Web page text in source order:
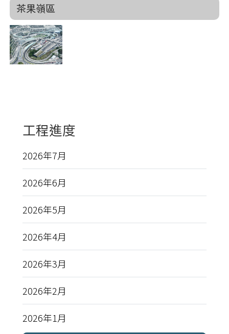
茶果嶺區
工程進度
2026年7月
2026年6月
2026年5月
2026年4月
2026年3月
2026年2月
2026年1月